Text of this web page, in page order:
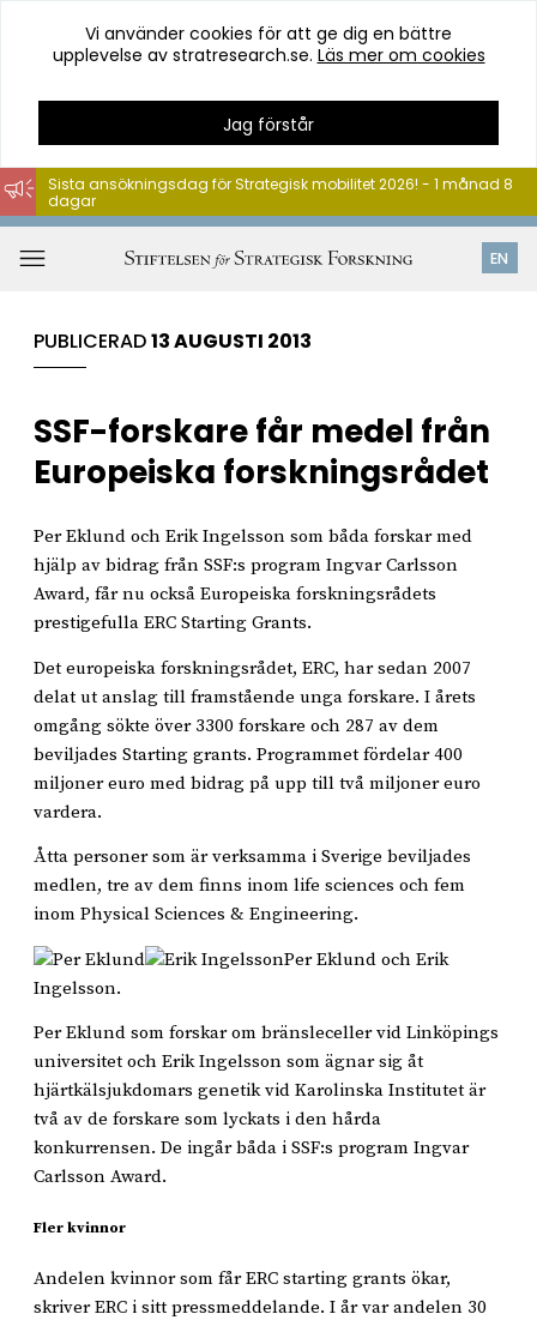
Hoppa
till
innehåll
Vi använder cookies för att ge dig en bättre
upplevelse av stratresearch.se. Läs mer om cookies
Jag förstår
EN
Sista ansökningsdag för Strategisk mobilitet 2026! - 1 månad 8
dagar
PUBLICERAD13 AUGUSTI 2013
SSF-forskare får medel från
Europeiska forskningsrådet
Per Eklund och Erik Ingelsson som båda forskar med
hjälp av bidrag från SSF:s program Ingvar Carlsson
Award, får nu också Europeiska forskningsrådets
prestigefulla ERC Starting Grants.
Det europeiska forskningsrådet, ERC, har sedan 2007
delat ut anslag till framstående unga forskare. I årets
omgång sökte över 3300 forskare och 287 av dem
beviljades Starting grants. Programmet fördelar 400
miljoner euro med bidrag på upp till två miljoner euro
vardera.
Åtta personer som är verksamma i Sverige beviljades
medlen, tre av dem finns inom life sciences och fem
inom Physical Sciences & Engineering.
Per Eklund och Erik
Ingelsson.
Per Eklund som forskar om bränsleceller vid Linköpings
universitet och Erik Ingelsson som ägnar sig åt
hjärtkälsjukdomars genetik vid Karolinska Institutet är
två av de forskare som lyckats i den hårda
konkurrensen. De ingår båda i SSF:s program Ingvar
Carlsson Award.
Fler kvinnor
Andelen kvinnor som får ERC starting grants ökar,
skriver ERC i sitt pressmeddelande. I år var andelen 30